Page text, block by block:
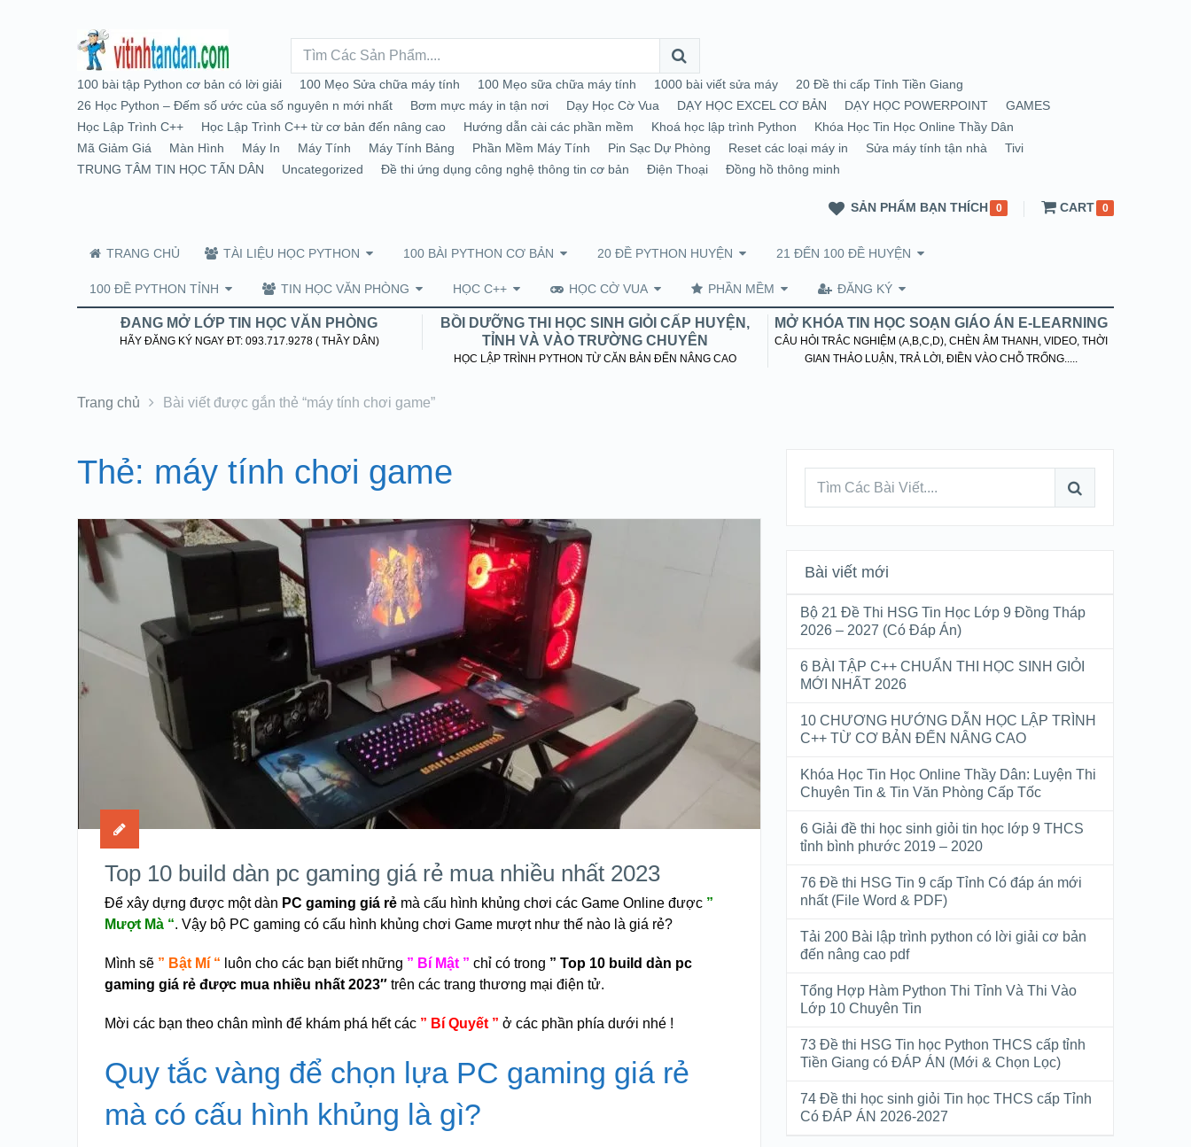
100 bài tập Python cơ bản có lời giải 100 Mẹo Sửa chữa máy tính 100 Mẹo sữa chữa máy tính 1000 bài viết sửa máy
20 Đề thi cấp Tỉnh Tiền Giang
26 Học Python – Đếm số ước của số nguyên n mới nhất
Bơm mực máy in tận nơi Dạy Học Cờ Vua DẠY HỌC EXCEL CƠ BẢN DẠY HỌC POWERPOINT
GAMES
Học Lập Trình C++
Học Lập Trình C++ từ cơ bản đến nâng cao Hướng dẫn cài các phần mềm Khoá học lập trình Python
Khóa Học Tin Học Online Thầy Dân
Mã Giảm Giá
Màn Hình Máy In Máy Tính Máy Tính Bảng Phần Mềm Máy Tính Pin Sạc Dự Phòng Reset các loại máy in Sửa máy tính tận nhà
Tivi
TRUNG TÂM TIN HỌC TẤN DÂN
Uncategorized Đề thi ứng dụng công nghệ thông tin cơ bản Điện Thoại Đồng hồ thông minh
SẢN PHẨM BẠN THÍCH 0 CART 0
TRANG CHỦ TÀI LIỆU HỌC PYTHON 100 BÀI PYTHON CƠ BẢN 20 ĐỀ PYTHON HUYỆN 21 ĐẾN 100 ĐỀ HUYỆN
100 ĐỀ PYTHON TỈNH TIN HỌC VĂN PHÒNG HỌC C++ HỌC CỜ VUA PHẦN MỀM ĐĂNG KÝ
ĐANG MỞ LỚP TIN HỌC VĂN PHÒNG
HÃY ĐĂNG KÝ NGAY ĐT: 093.717.9278 ( THẦY DÂN)
BỒI DƯỠNG THI HỌC SINH GIỎI CẤP HUYỆN,
TỈNH VÀ VÀO TRƯỜNG CHUYÊN
HỌC LẬP TRÌNH PYTHON TỪ CĂN BẢN ĐẾN NÂNG CAO
MỞ KHÓA TIN HỌC SOẠN GIÁO ÁN E-LEARNING
CÂU HỎI TRẮC NGHIỆM (A,B,C,D), CHÈN ÂM THANH, VIDEO, THỜI
GIAN THẢO LUẬN, TRẢ LỜI, ĐIỀN VÀO CHỖ TRỐNG.....
Trang chủ Bài viết được gắn thẻ “máy tính chơi game”
Thẻ: máy tính chơi game
Top 10 build dàn pc gaming giá rẻ mua nhiều nhất 2023
Để xây dựng được một dàn PC gaming giá rẻ mà cấu hình khủng chơi các Game Online được ”
Mượt Mà “. Vậy bộ PC gaming có cấu hình khủng chơi Game mượt như thế nào là giá rẻ?
Mình sẽ ” Bật Mí “ luôn cho các bạn biết những ” Bí Mật ”chỉ có trong ” Top 10 build dàn pc
gaming giá rẻ được mua nhiều nhất 2023″trên các trang thương mại điện tử.
Mời các bạn theo chân mình để khám phá hết các ” Bí Quyết ”ở các phần phía dưới nhé !
Quy tắc vàng để chọn lựa PC gaming giá rẻ
mà có cấu hình khủng là gì?
Bài viết mới
Bộ 21 Đề Thi HSG Tin Học Lớp 9 Đồng Tháp
2026 – 2027 (Có Đáp Án)
6 BÀI TẬP C++ CHUẨN THI HỌC SINH GIỎI
MỚI NHẤT 2026
10 CHƯƠNG HƯỚNG DẪN HỌC LẬP TRÌNH
C++ TỪ CƠ BẢN ĐẾN NÂNG CAO
Khóa Học Tin Học Online Thầy Dân: Luyện Thi
Chuyên Tin & Tin Văn Phòng Cấp Tốc
6 Giải đề thi học sinh giỏi tin học lớp 9 THCS
tỉnh bình phước 2019 – 2020
76 Đề thi HSG Tin 9 cấp Tỉnh Có đáp án mới
nhất (File Word & PDF)
Tải 200 Bài lập trình python có lời giải cơ bản
đến nâng cao pdf
Tổng Hợp Hàm Python Thi Tỉnh Và Thi Vào
Lớp 10 Chuyên Tin
73 Đề thi HSG Tin học Python THCS cấp tỉnh
Tiền Giang có ĐÁP ÁN (Mới & Chọn Lọc)
74 Đề thi học sinh giỏi Tin học THCS cấp Tỉnh
Có ĐÁP ÁN 2026-2027